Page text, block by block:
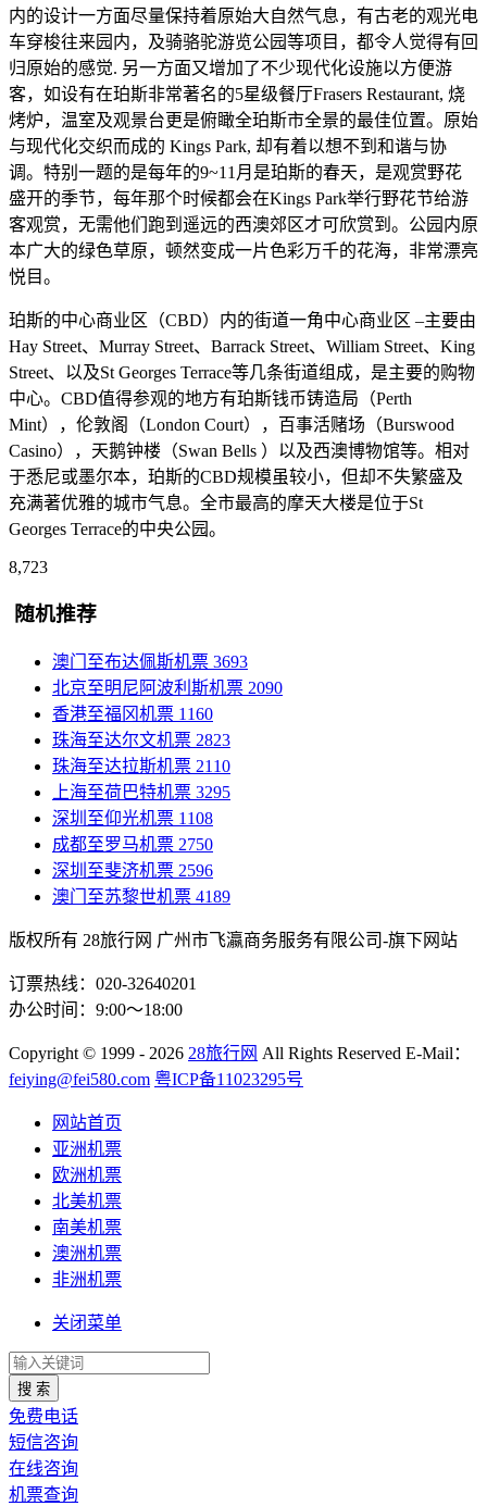
内的设计一方面尽量保持着原始大自然气息，有古老的观光电
车穿梭往来园内，及骑骆驼游览公园等项目，都令人觉得有回
归原始的感觉. 另一方面又增加了不少现代化设施以方便游
客，如设有在珀斯非常著名的5星级餐厅Frasers Restaurant, 烧
烤炉，温室及观景台更是俯瞰全珀斯市全景的最佳位置。原始
与现代化交织而成的 Kings Park, 却有着以想不到和谐与协
调。特别一题的是每年的9~11月是珀斯的春天，是观赏野花
盛开的季节，每年那个时候都会在Kings Park举行野花节给游
客观赏，无需他们跑到遥远的西澳郊区才可欣赏到。公园内原
本广大的绿色草原，顿然变成一片色彩万千的花海，非常漂亮
悦目。
珀斯的中心商业区（CBD）内的街道一角中心商业区 –主要由
Hay Street、Murray Street、Barrack Street、William Street、King
Street、以及St Georges Terrace等几条街道组成，是主要的购物
中心。CBD值得参观的地方有珀斯钱币铸造局（Perth
Mint），伦敦阁（London Court），百事活赌场（Burswood
Casino），天鹅钟楼（Swan Bells ）以及西澳博物馆等。相对
于悉尼或墨尔本，珀斯的CBD规模虽较小，但却不失繁盛及
充满著优雅的城市气息。全市最高的摩天大楼是位于St
Georges Terrace的中央公园。
8,723
随机推荐
澳门至布达佩斯机票 3693
北京至明尼阿波利斯机票 2090
香港至福冈机票 1160
珠海至达尔文机票 2823
珠海至达拉斯机票 2110
上海至荷巴特机票 3295
深圳至仰光机票 1108
成都至罗马机票 2750
深圳至斐济机票 2596
澳门至苏黎世机票 4189
版权所有 28旅行网 广州市飞瀛商务服务有限公司-旗下网站
订票热线：020-32640201
办公时间：9:00～18:00
Copyright © 1999 - 2026 28旅行网 All Rights Reserved E-Mail：
feiying@fei580.com 粤ICP备11023295号
网站首页
亚洲机票
欧洲机票
北美机票
南美机票
澳洲机票
非洲机票
关闭菜单
搜 索
免费电话
短信咨询
在线咨询
机票查询